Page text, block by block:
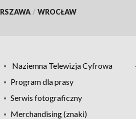
/ WROCŁAW
Naziemna Telewizja Cyfrowa
Program dla prasy
Serwis fotograficzny
Merchandising (znaki)